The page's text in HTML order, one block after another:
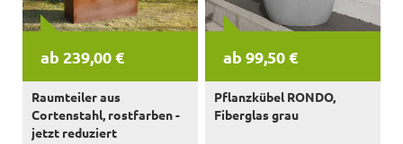
ab 239,00 €
Raumteiler aus
Cortenstahl, rostfarben -
jetzt reduziert
ab 99,50 €
Pflanzkübel RONDO,
Fiberglas grau